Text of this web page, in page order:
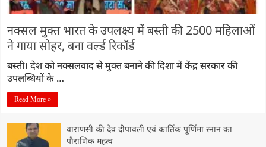
नक्सल मुक्त भारत के उपलक्ष्य में बस्ती की 2500 महिलाओं
ने गाया सोहर, बना वर्ल्ड रिकॉर्ड
बस्ती। देश को नक्सलवाद से मुक्त बनाने की दिशा में केंद्र सरकार की
उपलब्धियों के …
Read More »
वाराणसी की देव दीपावली एवं कार्तिक पूर्णिमा स्नान का
पौराणिक महत्व